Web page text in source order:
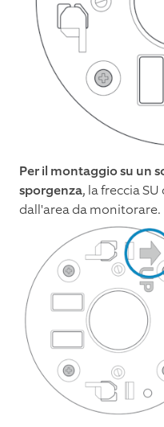
Per il montaggio su un
sporgenza, la freccia
dall'area da monitorare.